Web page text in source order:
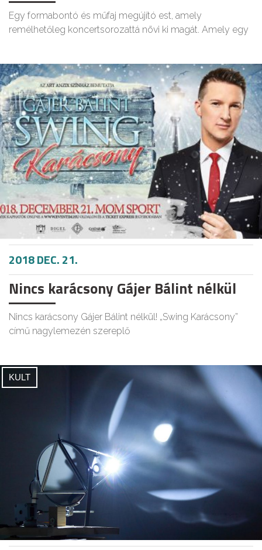
Egy formabontó és műfaj megújító est, amely
remélhetőleg koncertsorozattá növi ki magát. Amely egy
2018 DEC. 21.
Nincs karácsony Gájer Bálint nélkül
Nincs karácsony Gájer Bálint nélkül! „Swing Karácsony”
című nagylemezén szereplő
KULT